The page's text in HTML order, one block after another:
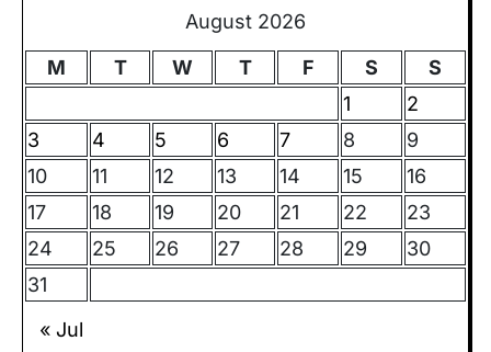
August 2026
M
T W T F S
S
1
2
3
4 5 6 7 8
9
10
11 12 13 14 15
16
17
18 19 20 21 22
23
24
25 26 27 28 29
30
31
« Jul